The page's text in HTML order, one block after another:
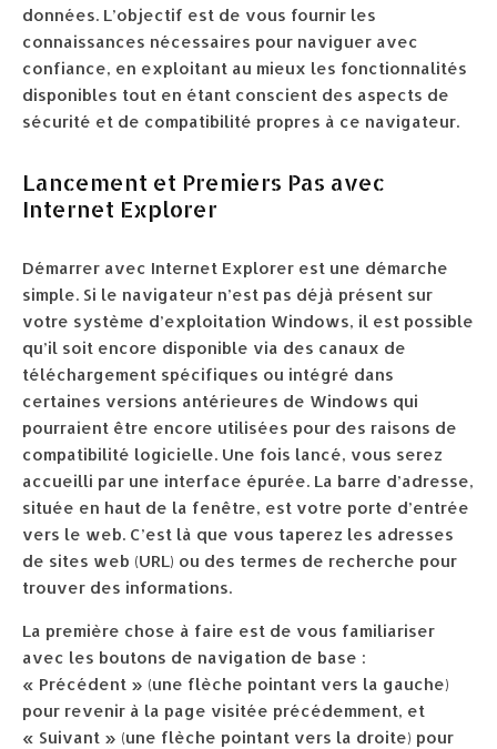
données. L’objectif est de vous fournir les
connaissances nécessaires pour naviguer avec
confiance, en exploitant au mieux les fonctionnalités
disponibles tout en étant conscient des aspects de
sécurité et de compatibilité propres à ce navigateur.
Lancement et Premiers Pas avec
Internet Explorer
Démarrer avec Internet Explorer est une démarche
simple. Si le navigateur n’est pas déjà présent sur
votre système d’exploitation Windows, il est possible
qu’il soit encore disponible via des canaux de
téléchargement spécifiques ou intégré dans
certaines versions antérieures de Windows qui
pourraient être encore utilisées pour des raisons de
compatibilité logicielle. Une fois lancé, vous serez
accueilli par une interface épurée. La barre d’adresse,
située en haut de la fenêtre, est votre porte d’entrée
vers le web. C’est là que vous taperez les adresses
de sites web (URL) ou des termes de recherche pour
trouver des informations.
La première chose à faire est de vous familiariser
avec les boutons de navigation de base :
« Précédent » (une flèche pointant vers la gauche)
pour revenir à la page visitée précédemment, et
« Suivant » (une flèche pointant vers la droite) pour